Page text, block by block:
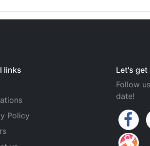
links
Policy
Let's
Follow
date!